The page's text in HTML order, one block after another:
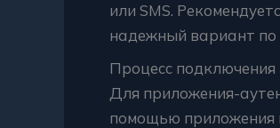
или SMS.
надежный вариант по
Процесс подключения
Для приложения-
помощью приложения